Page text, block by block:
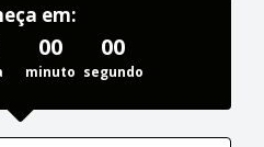
em:
00
minuto
00
segundo